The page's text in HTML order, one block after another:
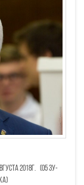
2018г.
(05 Зу-